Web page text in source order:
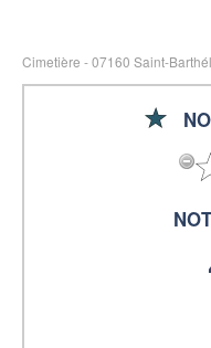
Cimetière - 07160 Saint-